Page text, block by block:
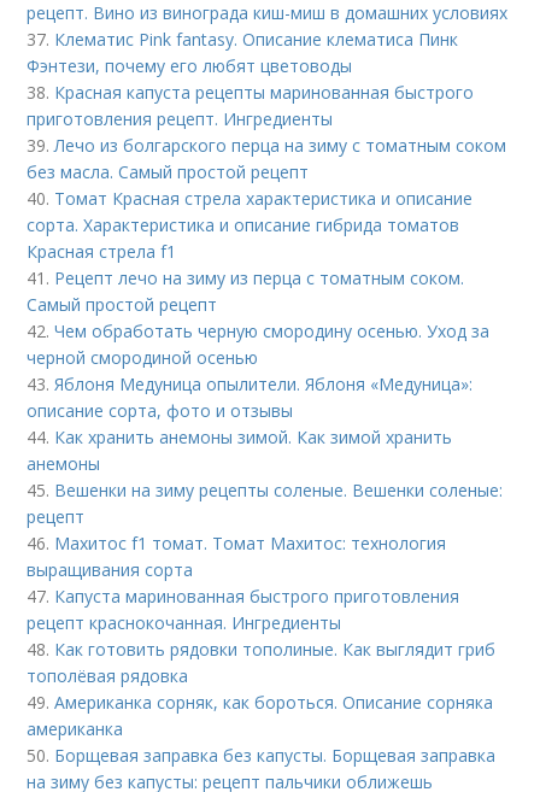
рецепт. Вино из винограда киш-миш в домашних условиях
37. Клематис Pink fantasy. Описание клематиса Пинк
Фэнтези, почему его любят цветоводы
38. Красная капуста рецепты маринованная быстрого
приготовления рецепт. Ингредиенты
39.Лечо из болгарского перца на зиму с томатным соком
без масла. Самый простой рецепт
40. Томат Красная стрела характеристика и описание
сорта. Характеристика и описание гибрида томатов
Красная стрела f1
41. Рецепт лечо на зиму из перца с томатным соком.
Самый простой рецепт
42.Чем обработать черную смородину осенью. Уход за
черной смородиной осенью
43.Яблоня Медуница опылители. Яблоня «Медуница»:
описание сорта, фото и отзывы
44. Как хранить анемоны зимой. Как зимой хранить
анемоны
45. Вешенки на зиму рецепты соленые. Вешенки соленые:
рецепт
46. Махитос f1 томат. Томат Махитос: технология
выращивания сорта
47. Капуста маринованная быстрого приготовления
рецепт краснокочанная. Ингредиенты
48. Как готовить рядовки тополиные. Как выглядит гриб
тополёвая рядовка
49.Американка сорняк, как бороться. Описание сорняка
американка
50. Борщевая заправка без капусты. Борщевая заправка
на зиму без капусты: рецепт пальчики оближешь